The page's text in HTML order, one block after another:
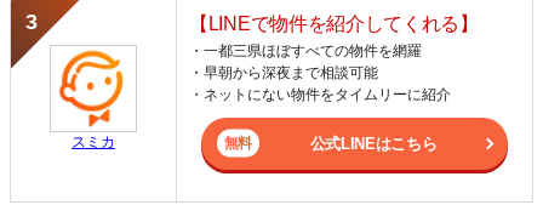
スミカ
【LINEで物件を紹介してくれる】
・一都三県ほぼすべての物件を網羅
・早朝から深夜まで相談可能
・ネットにない物件をタイムリーに紹介
公式LINEはこちら